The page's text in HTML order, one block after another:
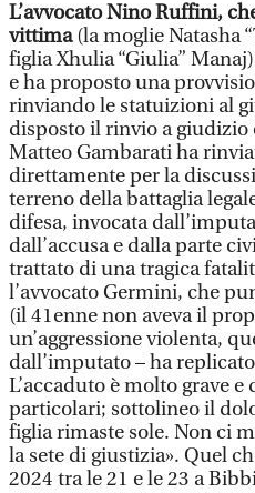
L’avvocato Nino Ruffini,
vittima(la moglie Natasha
figlia Xhulia “Giulia”
e ha proposto una
rinviando le statuizioni al
disposto il rinvio a
Matteo Gambarati ha
direttamente per la
terreno della battaglia
difesa, invocata
dall’accusa e dalla parte
trattato di una tragica
l’avvocato Germini, che
(il 41enne non aveva il
un’aggressione violenta,
dall’imputato – ha
L’accaduto è molto grave
particolari; sottolineo il
figlia rimaste sole. Non ci
la sete di giustizia». Quel
2024 tra le 21 e le 23 a